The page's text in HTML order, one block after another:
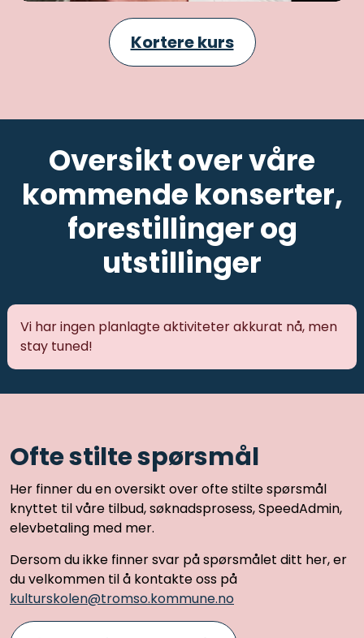
Kortere kurs
Oversikt over våre
kommende konserter,
forestillinger og
utstillinger
Vi har ingen planlagte aktiviteter akkurat nå, men
stay tuned!
Ofte stilte spørsmål
Her finner du en oversikt over ofte stilte spørsmål
knyttet til våre tilbud, søknadsprosess, SpeedAdmin,
elevbetaling med mer.
Dersom du ikke finner svar på spørsmålet ditt her, er
du velkommen til å kontakte oss på
kulturskolen@tromso.kommune.no